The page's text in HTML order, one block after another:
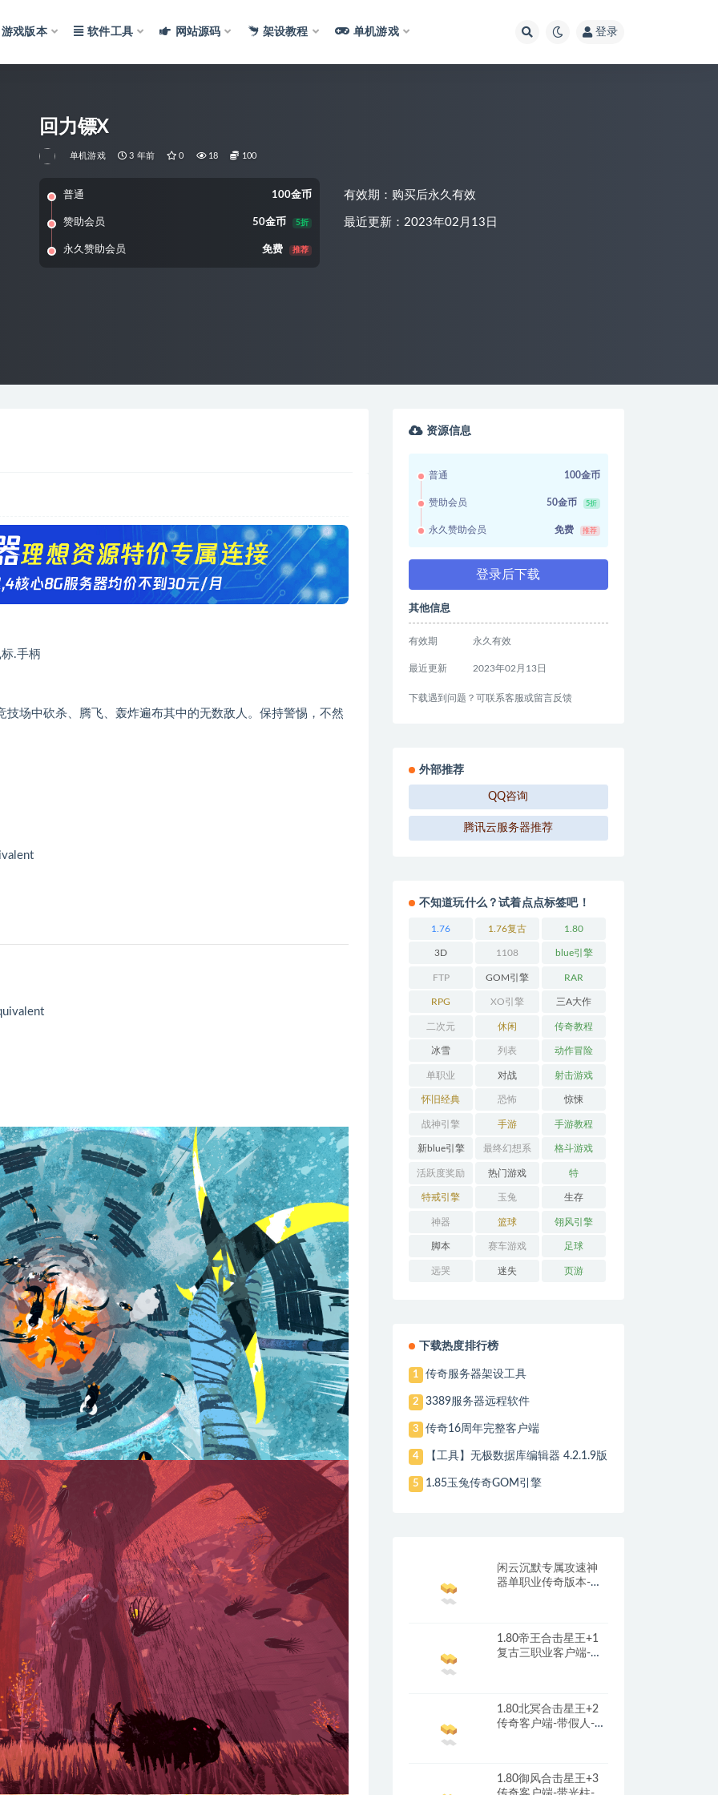
游戏版本 软件工具 网站源码 架设教程 单机游戏 登录
回力镖X
单机游戏 3 年前 0 18 100
普通 100金币
赞助会员 50金币 5折
永久赞助会员 免费 推荐
有效期：购买后永久有效
最近更新：2023年02月13日
.手柄
场中砍杀、腾飞、轰炸遍布其中的无数敌人。保持警惕，不然
资源信息
普通 100金币
赞助会员 50金币 5折
永久赞助会员 免费 推荐
登录后下载
其他信息
有效期 永久有效
最近更新 2023年02月13日
下载遇到问题？可联系客服或留言反馈
外部推荐
QQ咨询
腾讯云服务器推荐
不知道玩什么？试着点点标签吧！
1.76 1.76复古 1.80
3D 1108 blue引擎
FTP GOM引擎 RAR
RPG XO引擎 三A大作
二次元 休闲 传奇教程
冰雪 列表 动作冒险
单职业 对战 射击游戏
怀旧经典 恐怖 惊悚
战神引擎 手游 手游教程
新blue引擎 最终幻想系
列
格斗游戏
活跃度奖励 热门游戏 特
特戒引擎 玉兔 生存
神器 篮球 翎风引擎
脚本 赛车游戏 足球
远哭 迷失 页游
下载热度排行榜
1 传奇服务器架设工具
2 3389服务器远程软件
3 传奇16周年完整客户端
4 【工具】无极数据库编辑器 4.2.1.9版
5 1.85玉兔传奇GOM引擎
闲云沉默专属攻速神
器单职业传奇版本-带
1.80帝王合击星王+1
复古三职业客户端-带
1.80北冥合击星王+2
传奇客户端-带假人-光
1.80御风合击星王+3